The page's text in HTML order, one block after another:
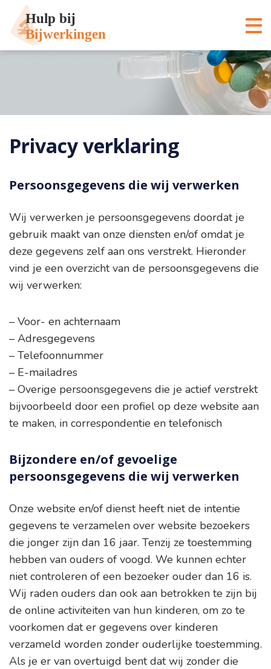
Privacy verklaring
Persoonsgegevens die wij verwerken
Wij verwerken je persoonsgegevens doordat je
gebruik maakt van onze diensten en/of omdat je
deze gegevens zelf aan ons verstrekt. Hieronder
vind je een overzicht van de persoonsgegevens die
wij verwerken:
– Voor- en achternaam
– Adresgegevens
– Telefoonnummer
– E-mailadres
– Overige persoonsgegevens die je actief verstrekt
bijvoorbeeld door een profiel op deze website aan
te maken, in correspondentie en telefonisch
Bijzondere en/of gevoelige
persoonsgegevens die wij verwerken
Onze website en/of dienst heeft niet de intentie
gegevens te verzamelen over website bezoekers
die jonger zijn dan 16 jaar. Tenzij ze toestemming
hebben van ouders of voogd. We kunnen echter
niet controleren of een bezoeker ouder dan 16 is.
Wij raden ouders dan ook aan betrokken te zijn bij
de online activiteiten van hun kinderen, om zo te
voorkomen dat er gegevens over kinderen
verzameld worden zonder ouderlijke toestemming.
Als je er van overtuigd bent dat wij zonder die